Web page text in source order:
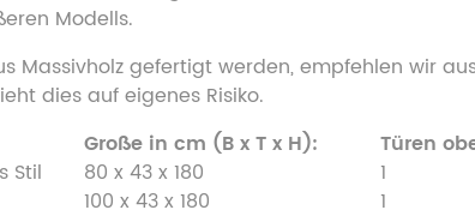
Modells.
Massivholz gefertigt werden, empfehlen wir
dies auf eigenes Risiko.
Große in cm (B x T x H): Türen
Stil
80 x 43 x 180 1
100 x 43 x 180
1